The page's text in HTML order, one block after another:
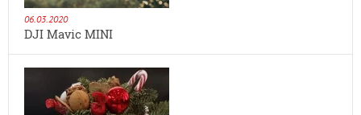
06.03.2020
DJI Mavic MINI